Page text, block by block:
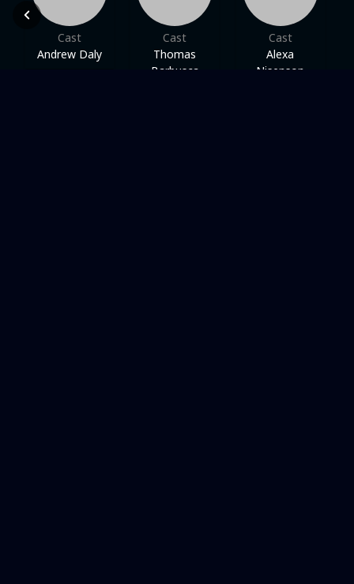
Cast
Andrew Daly
Cast
Thomas
Barbusca
Cast
Alexa
Nisenson